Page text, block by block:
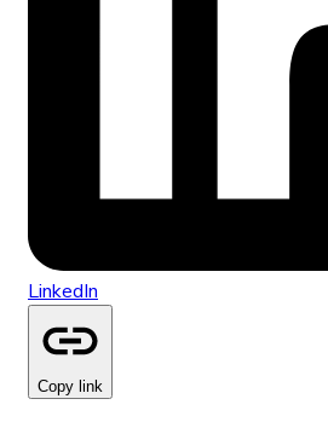
LinkedIn
Copy link